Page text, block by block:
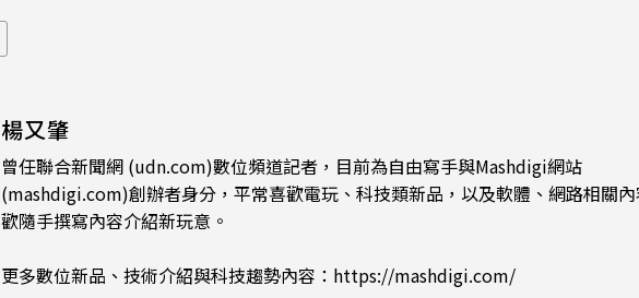
楊又肇
曾任聯合新聞網 (udn.com)數位頻道記者，目前為自由寫手與Mashdigi網站
(mashdigi.com)創辦者身分，平常喜歡電玩、科技類新品，以及軟體、網路相關
歡隨手撰寫內容介紹新玩意。
更多數位新品、技術介紹與科技趨勢內容： https://mashdigi.com/